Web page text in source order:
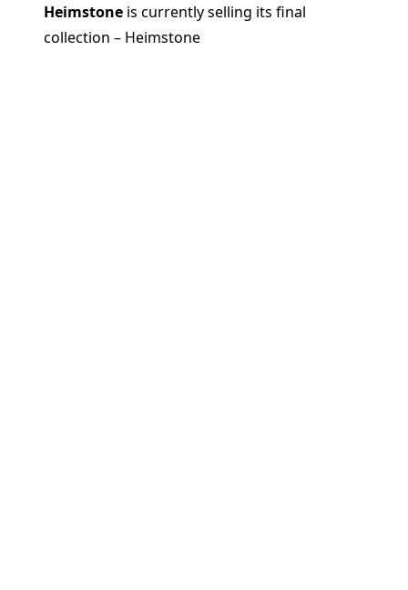
Heimstone is currently selling its final
collection – Heimstone